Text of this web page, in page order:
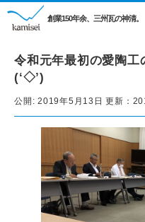
創業150年余、三州瓦の神清。
令和元年最初の愛陶
(‘◇’)ゞ
公開: 2019年5月13日 更新：